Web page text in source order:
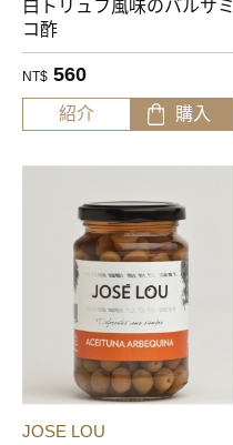
白トリュフ風味のバルサミ
コ酢
NT$ 560
紹介 購入
JOSE LOU